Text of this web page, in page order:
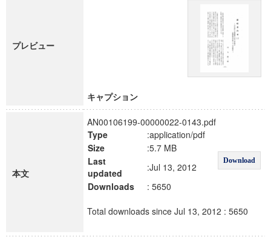
プレビュー
キャプション
本文
AN00106199-00000022-0143.pdf
Type
:application/pdf
Download
Size
:5.7 MB
Last
updated
:Jul 13, 2012
Downloads
: 5650
Total downloads since Jul 13, 2012 : 5650